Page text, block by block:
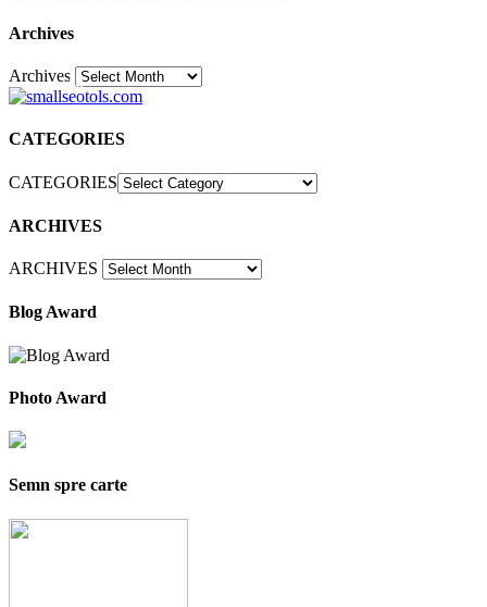
Archives
Archives30
CATEGORIES
CATEGORIES
ARCHIVES
ARCHIVES
Blog Award
Photo Award
Semn spre carte